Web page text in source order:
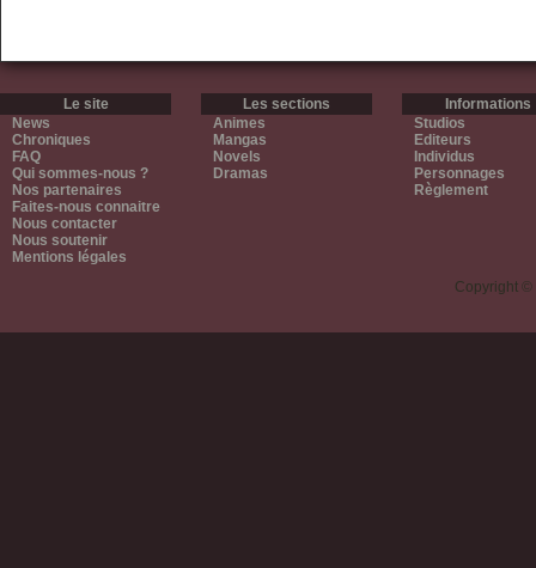
Le site
News
Chroniques
FAQ
Qui sommes-nous ?
Nos partenaires
Faites-nous connaitre
Nous contacter
Nous soutenir
Mentions légales
Les sections
Animes
Mangas
Novels
Dramas
Informations
Studios
Editeurs
Individus
Personnages
Règlement
Copyright ©